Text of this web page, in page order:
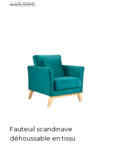
449,99
Fauteuil scandinave
déhoussable en tissu